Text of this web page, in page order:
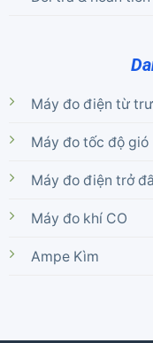
Máy đo điện từ
Máy đo tốc độ gió
Máy đo điện trở
Máy đo khí CO
Ampe Kìm